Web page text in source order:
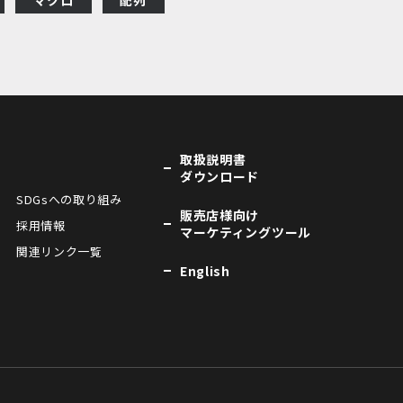
SDGsへの取り組み
採用情報
関連リンク一覧
取扱説明書
ダウンロード
販売店様向け
マーケティングツール
English